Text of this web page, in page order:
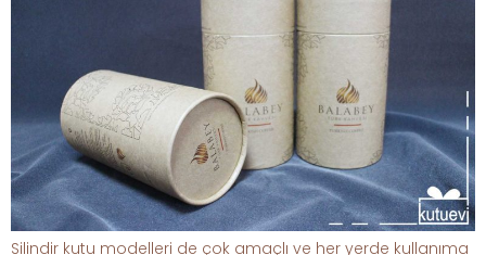
Silindir kutu modelleri de çok amaçlı ve her yerde kullanıma